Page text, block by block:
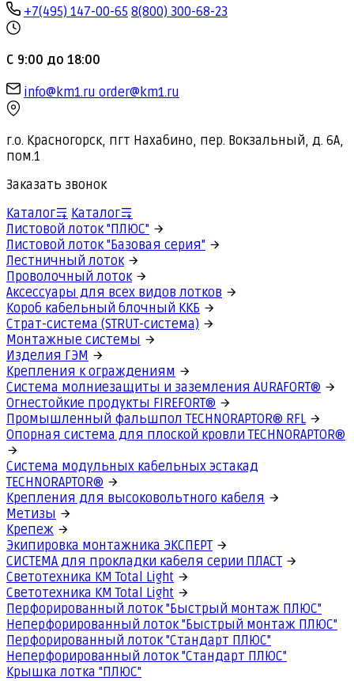
+7(495) 147-00-65 8(800) 300-68-23
С 9:00 до 18:00
info@km1.ru order@km1.ru
г.о. Красногорск, пгт Нахабино, пер. Вокзальный, д. 6А,
пом.1
Заказать звонок
Каталог
Каталог
Листовой лоток "ПЛЮС"
Листовой лоток "Базовая серия"
Лестничный лоток
Проволочный лоток
Аксессуары для всех видов лотков
Короб кабельный блочный ККБ
Страт-система (STRUT-система)
Монтажные системы
Изделия ГЭМ
Крепления к ограждениям
Система молниезащиты и заземления AURAFORT®
Огнестойкие продукты FIREFORT®
Промышленный фальшпол TECHNORAPTOR® RFL
Опорная система для плоской кровли TECHNORAPTOR®
Система модульных кабельных эстакад
TECHNORAPTOR®
Крепления для высоковольтного кабеля
Метизы
Крепеж
Экипировка монтажника ЭКСПЕРТ
СИСТЕМА для прокладки кабеля серии ПЛАСТ
Светотехника КМ Total Light
Светотехника КМ Total Light
Перфорированный лоток "Быстрый монтаж ПЛЮС"
Неперфорированный лоток "Быстрый монтаж ПЛЮС"
Перфорированный лоток "Стандарт ПЛЮС"
Неперфорированный лоток "Стандарт ПЛЮС"
Крышка лотка "ПЛЮС"